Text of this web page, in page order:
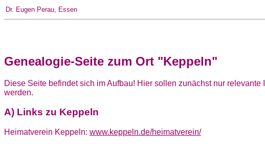
Dr. Eugen Perau, Essen
Genealogie-Seite zum Ort "Keppeln"
Diese Seite befindet sich im Aufbau! Hier sollen zunächst nur
werden.
A) Links zu Keppeln
Heimatverein Keppeln: www.keppeln.de/heimatverein/